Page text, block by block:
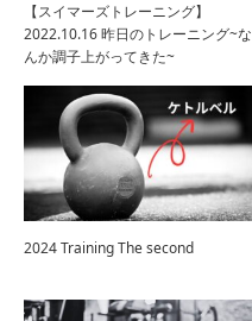
【スイマーズトレーニング】
2022.10.16 昨日のトレーニング~な
んか調子上がってきた~
2024 Training The second